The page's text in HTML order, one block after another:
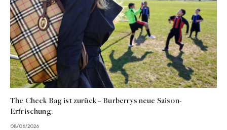
The Check Bag ist zurück – Burberrys neue Saison-
Erfrischung.
08/06/2026